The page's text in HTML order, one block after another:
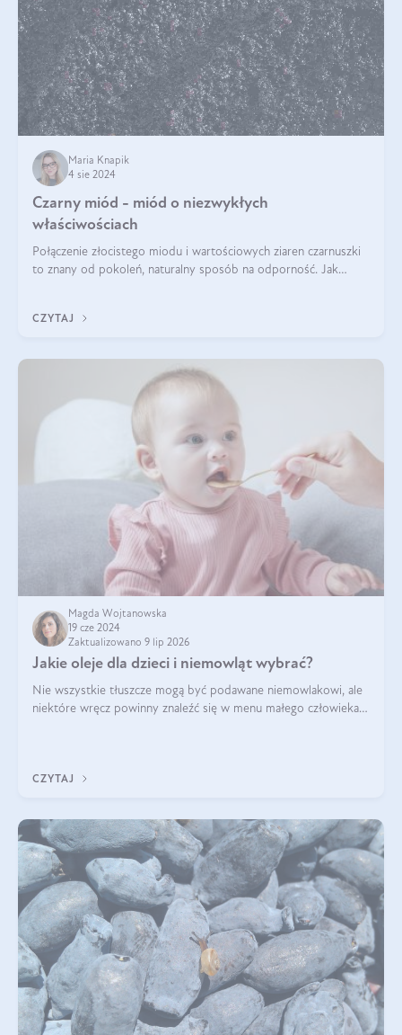
Maria Knapik
4 sie 2024
Czarny miód - miód o niezwykłych
właściwościach
Połączenie złocistego miodu i wartościowych ziaren czarnuszki
to znany od pokoleń, naturalny sposób na odporność. Jak
CZYTAJ
Magda Wojtanowska
19 cze 2024
Zaktualizowano 9 lip 2026
Jakie oleje dla dzieci i niemowląt wybrać?
Nie wszystkie tłuszcze mogą być podawane niemowlakowi, ale
niektóre wręcz powinny znaleźć się w menu małego człowieka.
CZYTAJ